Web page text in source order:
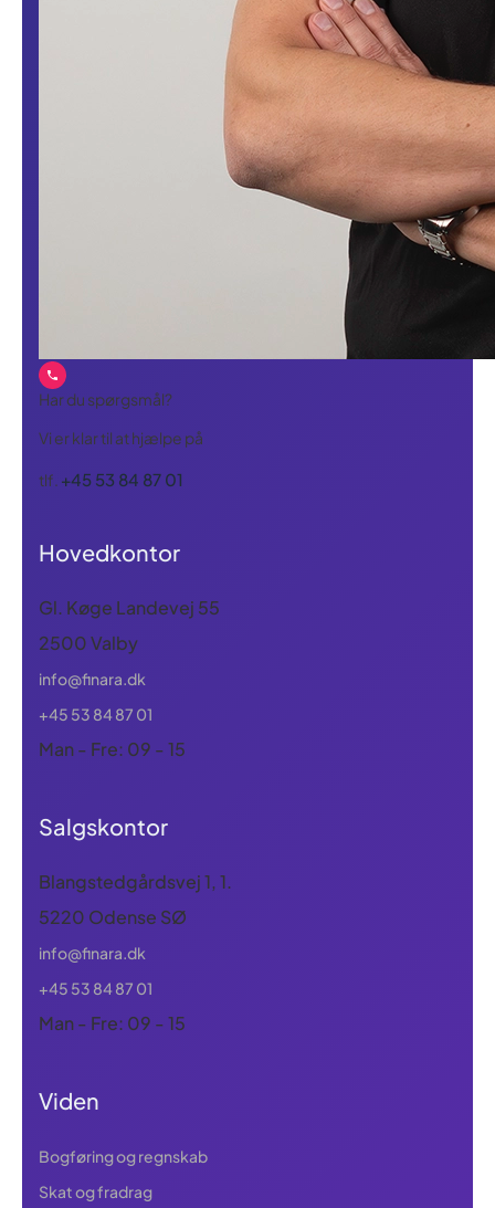
Har du spørgsmål?
Vi er klar til at hjælpe på
tlf. +45 53 84 87 01
Hovedkontor
Gl. Køge Landevej 55
2500 Valby
info@finara.dk
+45 53 84 87 01
Man - Fre: 09 - 15
Salgskontor
Blangstedgårdsvej 1, 1.
5220 Odense SØ
info@finara.dk
+45 53 84 87 01
Man - Fre: 09 - 15
Viden
Bogføring og regnskab
Skat og fradrag